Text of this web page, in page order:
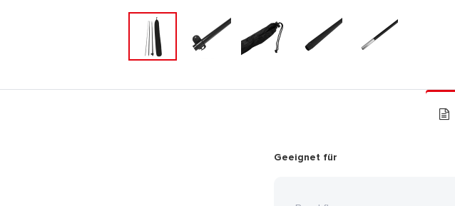
Geeignet für